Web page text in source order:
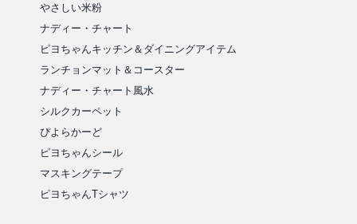
やさしい米粉
ナディー・チャート
ピヨちゃんキッチン＆ダイニングアイテム
ランチョンマット＆コースター
ナディー・チャート風水
シルクカーペット
ぴよらかーど
ピヨちゃんシール
マスキングテープ
ピヨちゃんTシャツ